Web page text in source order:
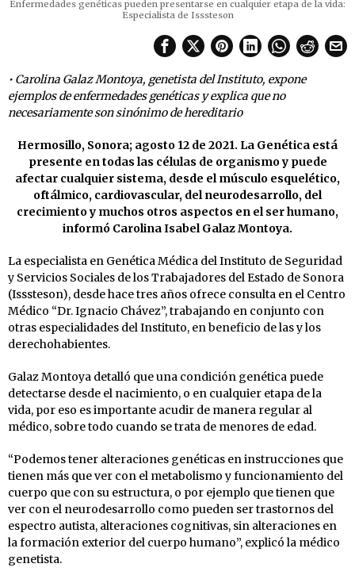
Enfermedades genéticas pueden presentarse en cualquier etapa de la vida:
Especialista de Isssteson
• Carolina Galaz Montoya, genetista del Instituto, expone
ejemplos de enfermedades genéticas y explica que no
necesariamente son sinónimo de hereditario
Hermosillo, Sonora; agosto 12 de 2021. La Genética está
presente en todas las células de organismo y puede
afectar cualquier sistema, desde el músculo esquelético,
oftálmico, cardiovascular, del neurodesarrollo, del
crecimiento y muchos otros aspectos en el ser humano,
informó Carolina Isabel Galaz Montoya.
La especialista en Genética Médica del Instituto de Seguridad
y Servicios Sociales de los Trabajadores del Estado de Sonora
(Isssteson), desde hace tres años ofrece consulta en el Centro
Médico “Dr. Ignacio Chávez”, trabajando en conjunto con
otras especialidades del Instituto, en beneficio de las y los
derechohabientes.
Galaz Montoya detalló que una condición genética puede
detectarse desde el nacimiento, o en cualquier etapa de la
vida, por eso es importante acudir de manera regular al
médico, sobre todo cuando se trata de menores de edad.
“Podemos tener alteraciones genéticas en instrucciones que
tienen más que ver con el metabolismo y funcionamiento del
cuerpo que con su estructura, o por ejemplo que tienen que
ver con el neurodesarrollo como pueden ser trastornos del
espectro autista, alteraciones cognitivas, sin alteraciones en
la formación exterior del cuerpo humano”, explicó la médico
genetista.